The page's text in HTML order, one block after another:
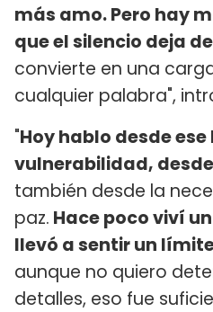
más amo. Pero hay
que el silencio deja
convierte en una
cualquier palabra",
"Hoy hablo desde
vulnerabilidad,
también desde la
paz. Hace poco viví
llevó a sentir un
aunque no quiero
detalles, eso fue